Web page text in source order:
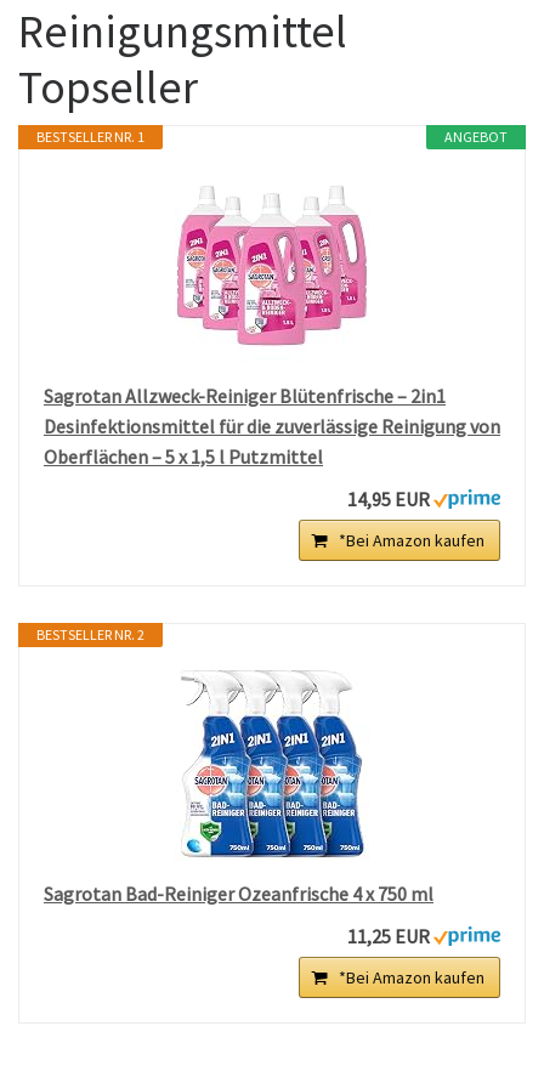
Reinigungsmittel
Topseller
ANGEBOT
BESTSELLER NR. 1
Sagrotan Allzweck-Reiniger Blütenfrische – 2in1
Desinfektionsmittel für die zuverlässige Reinigung von
Oberflächen – 5 x 1,5 l Putzmittel
14,95 EUR
*Bei Amazon kaufen
BESTSELLER NR. 2
Sagrotan Bad-Reiniger Ozeanfrische 4 x 750 ml
11,25 EUR
*Bei Amazon kaufen